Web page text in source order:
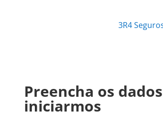
3R4
Preencha os
iniciarmos